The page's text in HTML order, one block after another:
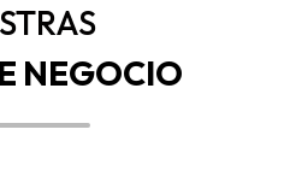
NEGOCIO